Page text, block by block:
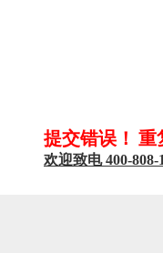
提交错误！ 重
欢迎致电 400-808-